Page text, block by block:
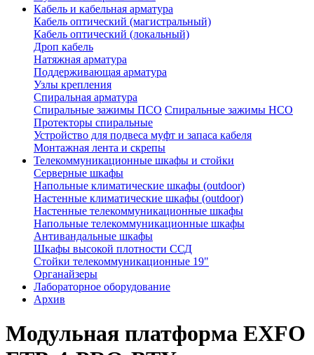
Кабель и кабельная арматура
Кабель оптический (магистральный)
Кабель оптический (локальный)
Дроп кабель
Натяжная арматура
Поддерживающая арматура
Узлы крепления
Спиральная арматура
Спиральные зажимы ПСО Спиральные зажимы НСО
Протекторы спиральные
Устройство для подвеса муфт и запаса кабеля
Монтажная лента и скрепы
Телекоммуникационные шкафы и стойки
Серверные шкафы
Напольные климатические шкафы (outdoor)
Настенные климатические шкафы (outdoor)
Настенные телекоммуникационные шкафы
Напольные телекоммуникационные шкафы
Антивандальные шкафы
Шкафы высокой плотности ССД
Стойки телекоммуникационные 19"
Органайзеры
Лабораторное оборудование
Архив
Модульная платформа EXFO